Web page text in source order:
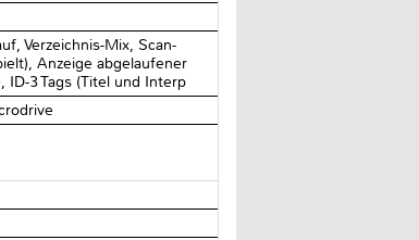
Verzeichnis-Mix, Scan-
Anzeige abgelaufener
ID-3 Tags (Titel und Interp